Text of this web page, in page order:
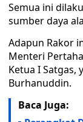
Semua ini
sumber daya
Adapun Rakor
Menteri
Ketua I Satgas,
Burhanuddin.
Baca Juga: